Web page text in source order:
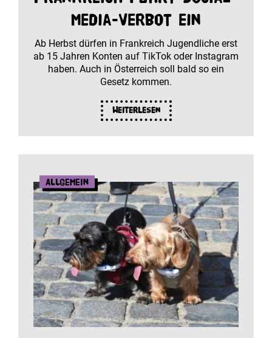
Media-Verbot ein
Ab Herbst dürfen in Frankreich Jugendliche erst
ab 15 Jahren Konten auf TikTok oder Instagram
haben. Auch in Österreich soll bald so ein
Gesetz kommen.
Weiterlesen
Allgemein